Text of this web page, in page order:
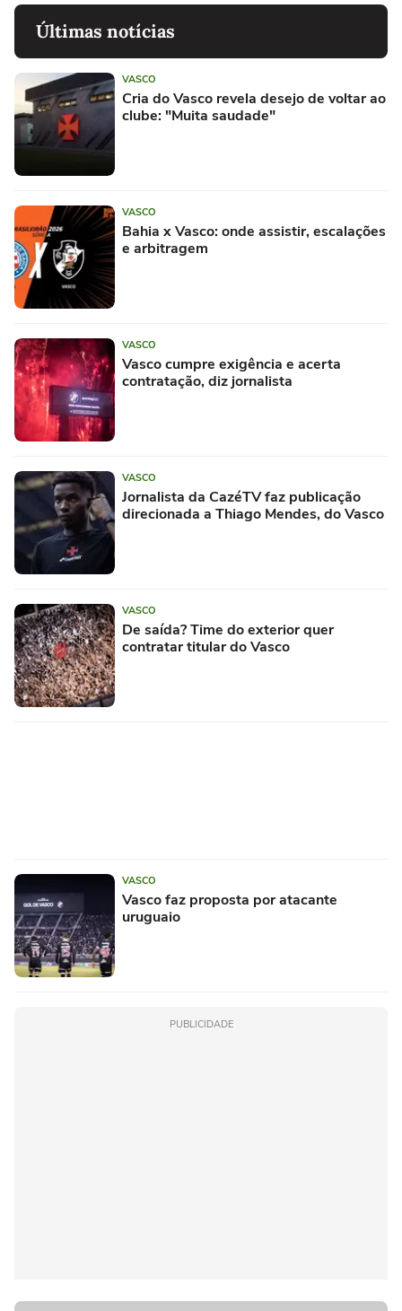
Últimas notícias
VASCO
Cria do Vasco revela desejo de voltar ao
clube: "Muita saudade"
VASCO
Bahia x Vasco: onde assistir, escalações
e arbitragem
VASCO
Vasco cumpre exigência e acerta
contratação, diz jornalista
VASCO
Jornalista da CazéTV faz publicação
direcionada a Thiago Mendes, do Vasco
VASCO
De saída? Time do exterior quer
contratar titular do Vasco
VASCO
Vasco faz proposta por atacante
uruguaio
PUBLICIDADE